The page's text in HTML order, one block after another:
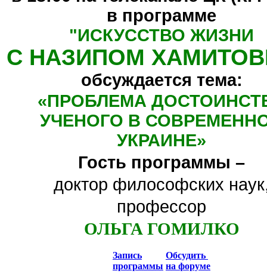
в программе
"ИСКУССТВО ЖИЗНИ
С НАЗИПОМ
обсуждается тема:
«ПРОБЛЕМА
УЧЕНОГО В
УКРАИНЕ»
Гость программы –
доктор философских
профессор
ОЛЬГА ГОМИЛКО
Запись
программы
Обсудить
на форуме